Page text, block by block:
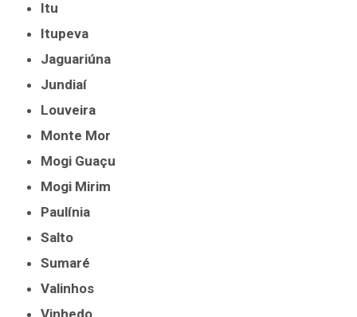
Itu
Itupeva
Jaguariúna
Jundiaí
Louveira
Monte Mor
Mogi Guaçu
Mogi Mirim
Paulínia
Salto
Sumaré
Valinhos